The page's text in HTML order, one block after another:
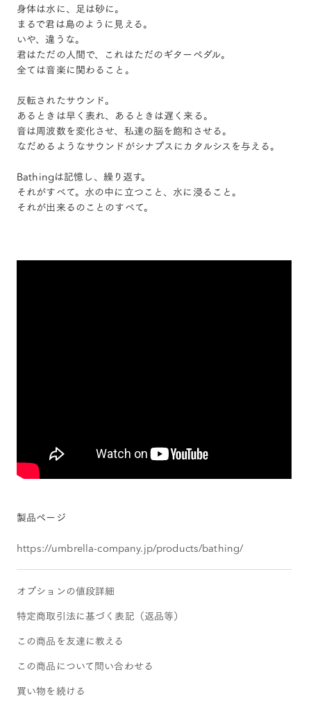
身体は水に、足は砂に。
まるで君は島のように見える。
いや、違うな。
君はただの人間で、これはただのギターペダル。
全ては音楽に関わること。
反転されたサウンド。
あるときは早く表れ、あるときは遅く来る。
音は周波数を変化させ、私達の脳を飽和させる。
なだめるようなサウンドがシナプスにカタルシスを与える。
Bathingは記憶し、繰り返す。
それがすべて。水の中に立つこと、水に浸ること。
それが出来るのことのすべて。
製品ページ
https://umbrella-company.jp/products/bathing/
オプションの値段詳細
特定商取引法に基づく表記（返品等）
この商品を友達に教える
この商品について問い合わせる
買い物を続ける